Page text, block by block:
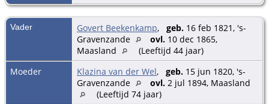
Vader Govert Beekenkamp, geb. 16 feb 1821, 's-
Gravenzande
ovl. 10 dec 1865,
Maasland
(Leeftijd 44 jaar)
Moeder
Klazina van der Wel, geb. 15 jun 1820, 's-
Gravenzande
ovl. 2 jul 1894, Maasland
(Leeftijd 74 jaar)